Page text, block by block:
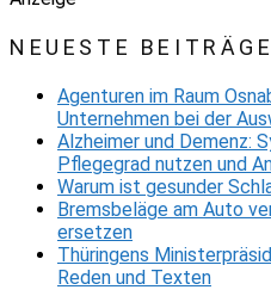
NEUESTE BEITRÄGE
Agenturen im Raum
Unternehmen bei der
Alzheimer und Demenz:
Pflegegrad nutzen und
Warum ist gesunder
Bremsbeläge am Auto
ersetzen
Thüringens
Reden und Texten